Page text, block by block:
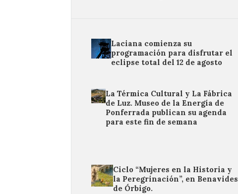
Laciana comienza su
programación para disfrutar el
eclipse total del 12 de agosto
La Térmica Cultural y La Fábrica
de Luz. Museo de la Energía de
Ponferrada publican su agenda
para este fin de semana
Ciclo “Mujeres en la Historia y
la Peregrinación”, en Benavides
de Órbigo.